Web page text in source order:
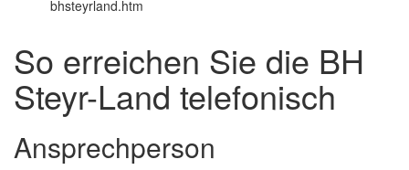
bhsteyrland.htm
So erreichen Sie die BH
Steyr-Land telefonisch
Ansprechperson